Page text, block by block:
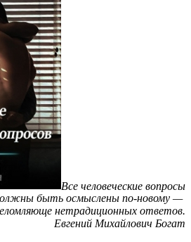
Все человеческие вопросы
быть осмыслены по-новому —
нетрадиционных ответов.
Евгений Михайлович Богат